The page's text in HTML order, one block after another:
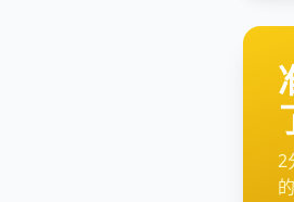
2